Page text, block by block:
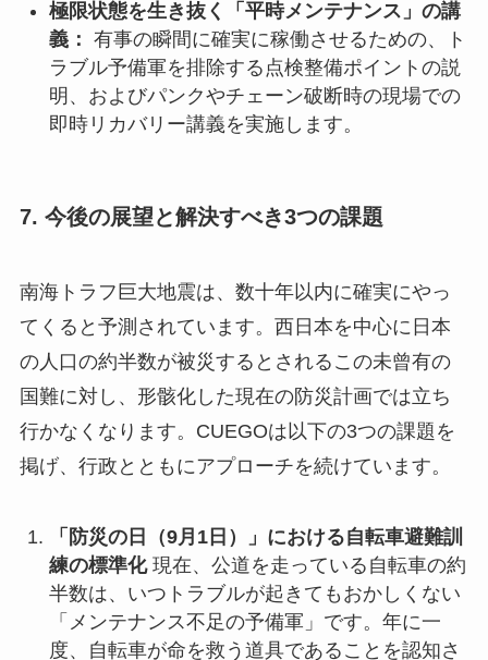
極限状態を生き抜く「平時メンテナンス」の講
義： 有事の瞬間に確実に稼働させるための、ト
ラブル予備軍を排除する点検整備ポイントの説
明、およびパンクやチェーン破断時の現場での
即時リカバリー講義を実施します。
7. 今後の展望と解決すべき3つの課題
南海トラフ巨大地震は、数十年以内に確実にやっ
てくると予測されています。西日本を中心に日本
の人口の約半数が被災するとされるこの未曾有の
国難に対し、形骸化した現在の防災計画では立ち
行かなくなります。CUEGOは以下の3つの課題を
掲げ、行政とともにアプローチを続けています。
「防災の日（9月1日）」における自転車避難訓
練の標準化現在、公道を走っている自転車の約
半数は、いつトラブルが起きてもおかしくない
「メンテナンス不足の予備軍」です。年に一
度、自転車が命を救う道具であることを認知さ